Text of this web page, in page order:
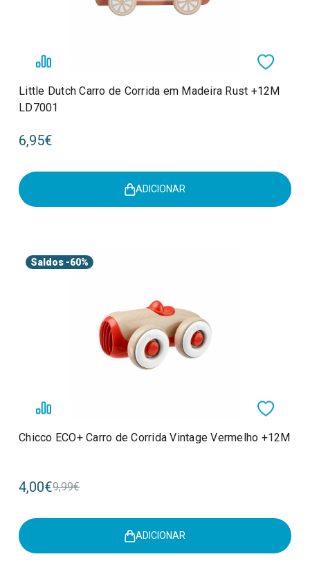
Little Dutch Carro de Corrida em Madeira Rust +12M
LD7001
6,95€
ADICIONAR
Saldos -60%
Chicco ECO+ Carro de Corrida Vintage Vermelho +12M
4,00€9,99€
ADICIONAR